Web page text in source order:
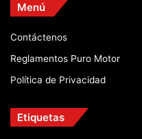
Menú
Contáctenos
Reglamentos Puro Motor
Política de Privacidad
Etiquetas